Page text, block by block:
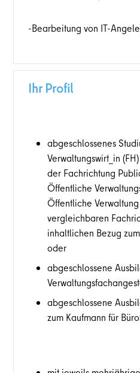
-Bearbeitung von IT-
Ihr Profil
abgeschlossenes
Verwaltungswirt_in
der Fachrichtung
Öffentliche
Öffentliche
vergleichbaren
inhaltlichen Bezug
oder
abgeschlossene
abgeschlossene
zum Kaufmann für